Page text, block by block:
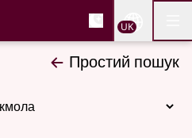
вмісту
букмола та
UK
Простий пошук